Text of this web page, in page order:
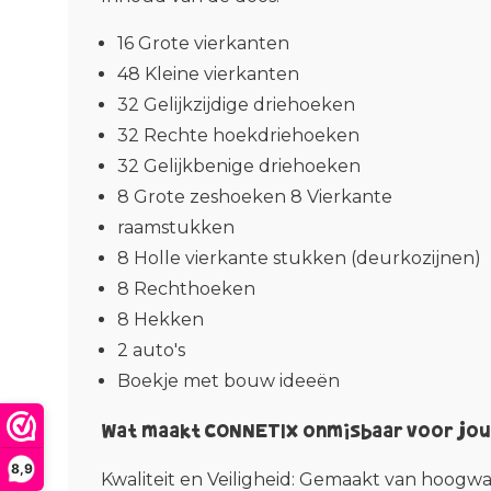
8,9
16 Grote vierkanten
48 Kleine vierkanten
32 Gelijkzijdige driehoeken
32 Rechte hoekdriehoeken
32 Gelijkbenige driehoeken
8 Grote zeshoeken 8 Vierkante
raamstukken
8 Holle vierkante stukken (deurkozijnen)
8 Rechthoeken
8 Hekken
2 auto's
Boekje met bouw ideeën
Wat maakt CONNETIX onmisbaar voor
Kwaliteit en Veiligheid : Gemaakt van